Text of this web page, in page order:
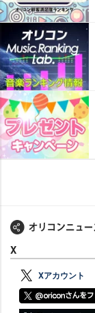
X
Xアカウント